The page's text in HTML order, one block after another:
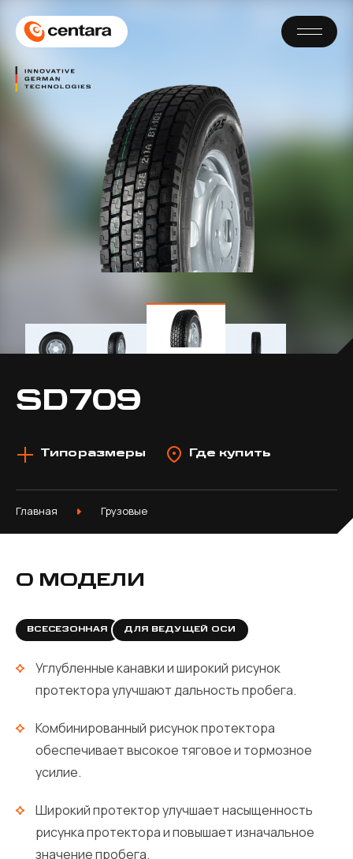
SD709
Типоразмеры Где купить
Главная Грузовые
О МОДЕЛИ
ВСЕСЕЗОННАЯ ДЛЯ ВЕДУЩЕЙ ОСИ
Углубленные канавки и широкий рисунок
протектора улучшают дальность пробега.
Комбинированный рисунок протектора
обеспечивает высокое тяговое и тормозное
усилие.
Широкий протектор улучшает насыщенность
рисунка протектора и повышает изначальное
значение пробега.